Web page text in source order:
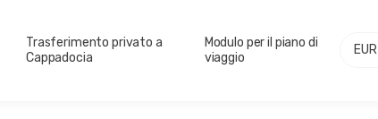
Trasferimento privato a
Cappadocia
Modulo per il piano di
viaggio
EUR